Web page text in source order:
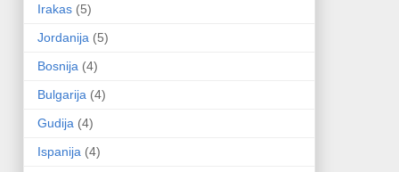
Irakas (5)
Jordanija (5)
Bosnija (4)
Bulgarija (4)
Gudija (4)
Ispanija (4)